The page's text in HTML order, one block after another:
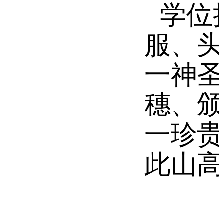
学
服、
一神
穗、
一珍
此山